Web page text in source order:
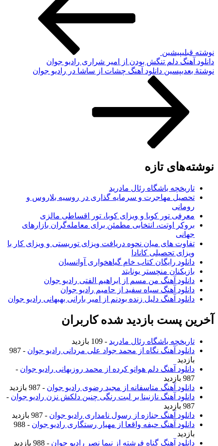
نوشته قبلیپیشین
دانلود آهنگ دلم تنگش بودن از امیر شراری رادیو جوان
نوشته‌ٔ بعدیپسین دانلود آهنگ چشات از ساشا در رادیو جوان
نوشته‌های تازه
تاریخچه باشگاه رئال مادرید
تحصیل مهاجرت و سرمایه گذاری در روسیه بلاروس و
رومانی
معرفی تور کوبا و ویزای کوبا، تور اقساطی مالزی
بروکر اوتت، انتخابی مطمئن برای معامله‌گران بازارهای
جهانی
تفاوت های میان نحوه دریافت ویزای توریستی و ویزای کار با
ویزای تحصیلی کانادا
دانلود رایگان کتاب خام گیاهخواری آوانسیان
بازیکنان منچستر یونایتد
دانلود آهنگ من مسم از ابراهیم الفتی رادیو جوان
دانلود آهنگ سیاه سفید از حامیم رادیو جوان
دانلود آهنگ دلیل زنده بودنم از امیر بارانی بهبهانی رادیو جوان
آخرین پست بازدید شده کاربران
تاریخچه باشگاه رئال مادرید - 109 بازدید
دانلود آهنگ نگاه از محمد جواد علی مردانی رادیو جوان
- 987
بازدید
دانلود آهنگ دلم هواتو کرده از محمد روزبهانی رادیو جوان -
987 بازدید
دانلود آهنگ متاسفانه از مجید رضوی رادیو جوان - 987 بازدید
دانلود آهنگ نازنینا بر لبت رنگی چنین دلکش نزن رادیو جوان -
987 بازدید
دانلود آهنگ جنازه از رسول نامداری رادیو جوان - 987 بازدید
دانلود آهنگ حیفه واقعا از مهیار رستگاری رادیو جوان
- 988
بازدید
دانلود آهنگ گناه فرشته از نیما نصر رادیو جوان - 988 بازدید